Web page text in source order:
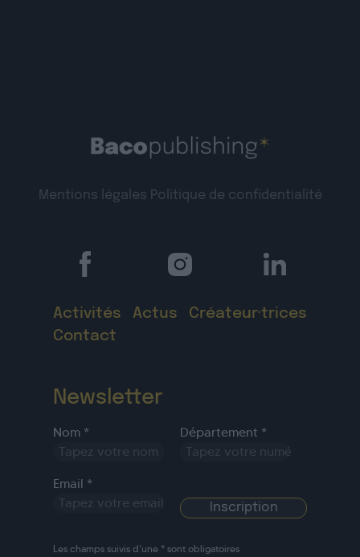
Mentions légales Politique de confidentialité
Activités Actus
Créateur·trices
Contact
Newsletter
Nom * Département *
Email *
Les champs suivis d’une * sont obligatoires